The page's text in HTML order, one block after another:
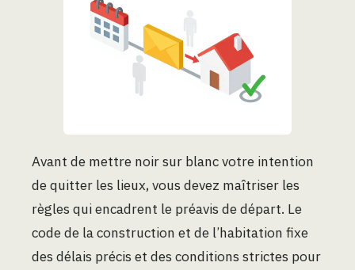
Avant de mettre noir sur blanc votre intention
de quitter les lieux, vous devez maîtriser les
règles qui encadrent le préavis de départ. Le
code de la construction et de l’habitation fixe
des délais précis et des conditions strictes pour